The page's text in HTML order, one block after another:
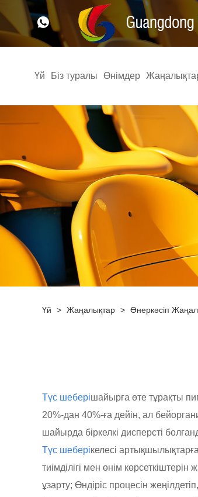
Үй Біз туралы Өнімдер
Үй > Жаңалықтар > Өнеркәсіп
Түс шеберішайырға өте тұрақты
20%-дан 40%-ға дейін, ал
шайырда біркелкі дисперсті
Түс шеберікелесі
тиімділігі мен өнім
ұзарту; Өндіріс процесін